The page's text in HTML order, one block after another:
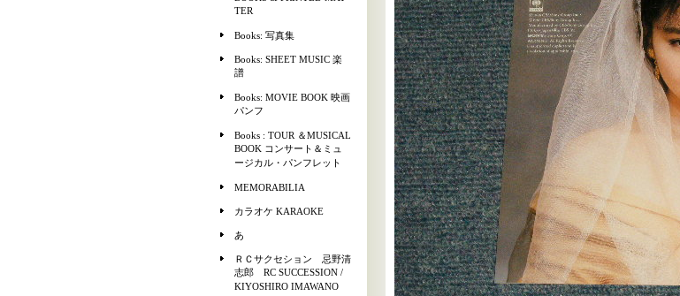
TER
Books: 写真集
Books: SHEET MUSIC 楽
譜
Books: MOVIE BOOK 映画
パンフ
Books : TOUR ＆MUSICAL
BOOK コンサート＆ミュ
ージカル・パンフレット
MEMORABILIA
カラオケ KARAOKE
あ
ＲＣサクセション 忌野清
志郎 RC SUCCESSION /
KIYOSHIRO IMAWANO